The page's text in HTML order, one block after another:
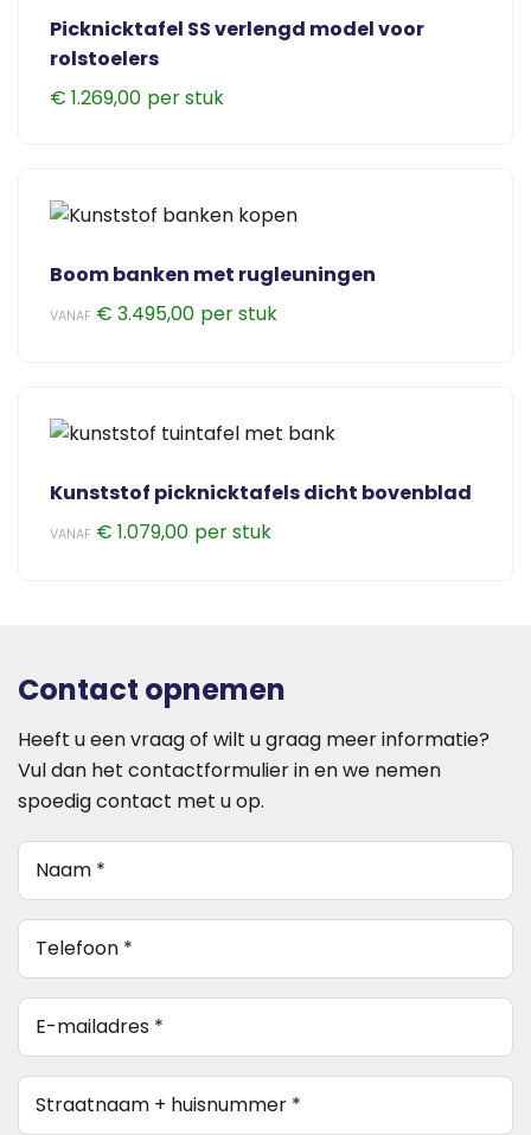
Picknicktafel SS verlengd model voor
rolstoelers
€ 1.269,00
Boom banken met rugleuningen
VANAF € 3.495,00
meerdere
Deze
optie
de
productpagina
Kunststof picknicktafels dicht bovenblad
VANAF € 1.079,00
variaties.
optie
kan
gekozen
worden
op
de
Contact opnemen
Heeft u een vraag of wilt u graag meer informatie?
Vul dan het contactformulier in en we nemen
spoedig contact met u op.
Naam
telefoon
E-
mailadres
*
(Vereist)
Straatnaam